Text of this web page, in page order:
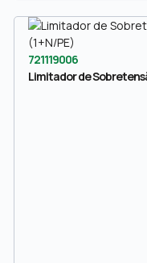
721119006
Limitador de